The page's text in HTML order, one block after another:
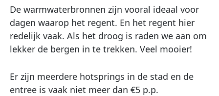
De warmwaterbronnen zijn vooral ideaal voor
dagen waarop het regent. En het regent hier
redelijk vaak. Als het droog is raden we aan om
lekker de bergen in te trekken. Veel mooier!
Er zijn meerdere hotsprings in de stad en de
entree is vaak niet meer dan €5 p.p.